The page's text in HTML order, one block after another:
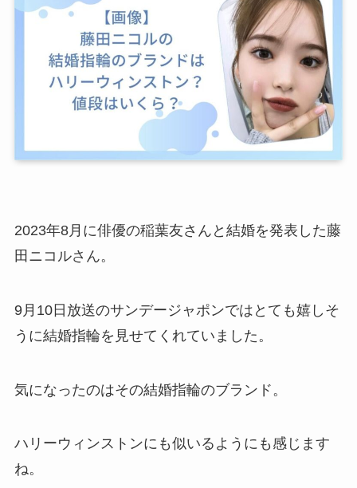
2023年8月に俳優の稲葉友さんと結婚を発表した藤
田ニコルさん。
9月10日放送のサンデージャポンではとても嬉しそ
うに結婚指輪を見せてくれていました。
気になったのはその結婚指輪のブランド。
ハリーウィンストンにも似いるようにも感じます
ね。